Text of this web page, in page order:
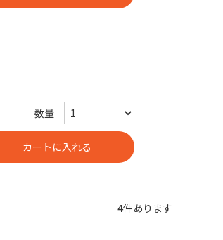
数量
4件あります